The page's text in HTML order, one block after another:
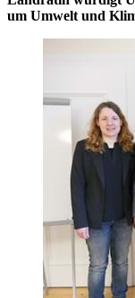
um Umwelt und